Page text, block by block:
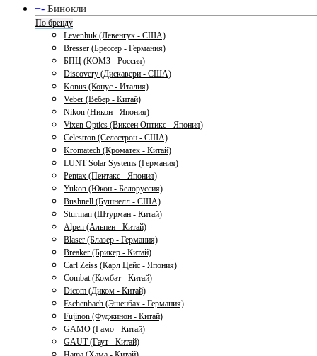
+- Бинокли
По бренду
Levenhuk (Левенгук - США)
Bresser (Брессер - Германия)
БПЦ (КОМЗ - Россия)
Discovery (Дискавери - США)
Konus (Конус - Италия)
Veber (Вебер - Китай)
Nikon (Никон - Япония)
Vixen Optics (Виксен Оптикс - Япония)
Celestron (Селестрон - США)
Kromatech (Кроматек - Китай)
LUNT Solar Systems (Германия)
Pentax (Пентакс - Япония)
Yukon (Юкон - Белоруссия)
Bushnell (Бушнелл - США)
Sturman (Штурман - Китай)
Alpen (Альпен - Китай)
Blaser (Блазер - Германия)
Breaker (Брикер - Китай)
Carl Zeiss (Карл Цейс - Япония)
Combat (Комбат - Китай)
Dicom (Диком - Китай)
Eschenbach (Эшенбах - Германия)
Fujinon (Фуджинон - Китай)
GAMO (Гамо - Китай)
GAUT (Гаут - Китай)